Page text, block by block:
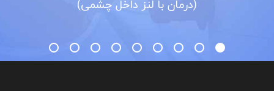
(درمان با لنز داخل چشمی)